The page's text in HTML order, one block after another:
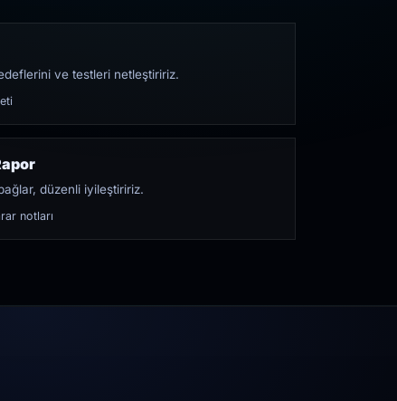
ve testleri netleştiririz.
düzenli iyileştiririz.
notları